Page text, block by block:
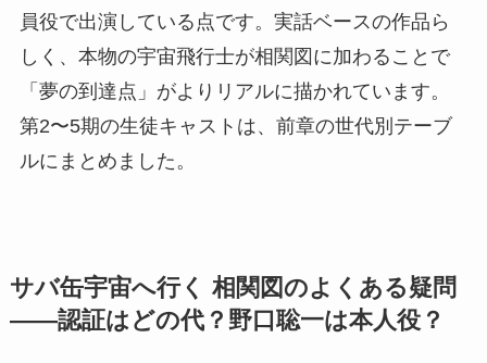
員役で出演している点です。実話ベースの作品ら
しく、本物の宇宙飛行士が相関図に加わることで
「夢の到達点」がよりリアルに描かれています。
第2〜5期の生徒キャストは、前章の世代別テーブ
ルにまとめました。
サバ缶宇宙へ行く 相関図のよくある疑問
——認証はどの代？野口聡一は本人役？